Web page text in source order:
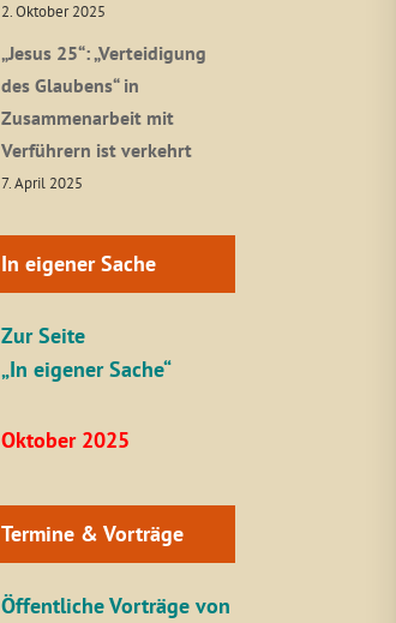
2. Oktober 2025
„Jesus 25“: „Verteidigung
des Glaubens“ in
Zusammenarbeit mit
Verführern ist verkehrt
7. April 2025
In eigener Sache
Zur Seite
„In eigener Sache“
Oktober 2025
Termine & Vorträge
Öffentliche Vorträge von